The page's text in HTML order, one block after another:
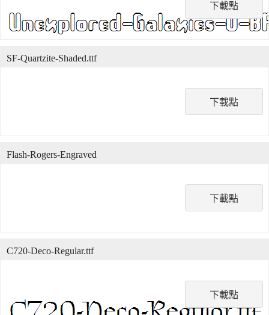
下載點
下載點
SF-Quartzite-Shaded.ttf
下載點
Flash-Rogers-Engraved
下載點
C720-Deco-Regular.ttf